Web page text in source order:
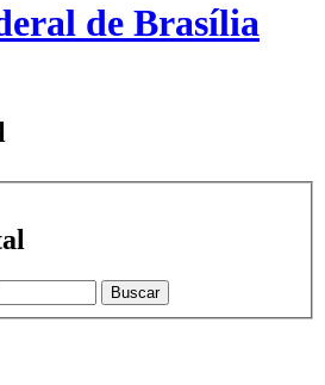
de Brasília
Buscar